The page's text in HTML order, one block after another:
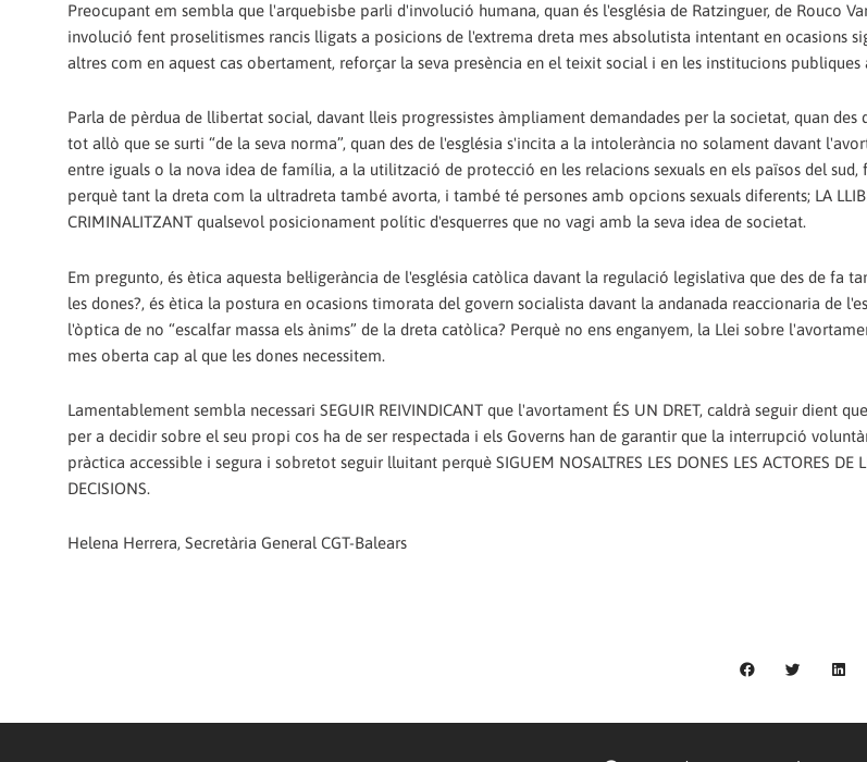
Preocupant em sembla que l'arquebisbe parli d'involució humana, quan és l'església de Ratzinguer, de Rouco
involució fent proselitismes rancis lligats a posicions de l'extrema dreta mes absolutista intentant en ocasions
altres com en aquest cas obertament, reforçar la seva presència en el teixit social i en les institucions publiques
Parla de pèrdua de llibertat social, davant lleis progressistes àmpliament demandades per la societat, quan des
tot allò que se surti “de la seva norma”, quan des de l'església s'incita a la intolerància no solament davant
entre iguals o la nova idea de família, a la utilització de protecció en les relacions sexuals en els països del sud,
perquè tant la dreta com la ultradreta també avorta, i també té persones amb opcions sexuals diferents; LA
CRIMINALITZANT qualsevol posicionament polític d'esquerres que no vagi amb la seva idea de societat.
Em pregunto, és ètica aquesta bel·ligerància de l'església catòlica davant la regulació legislativa que des de fa
les dones?, és ètica la postura en ocasions timorata del govern socialista davant la andanada reaccionaria de
l'òptica de no “escalfar massa els ànims” de la dreta catòlica? Perquè no ens enganyem, la Llei sobre
mes oberta cap al que les dones necessitem.
Lamentablement sembla necessari SEGUIR REIVINDICANT que l'avortament ÉS UN DRET, caldrà seguir dient
per a decidir sobre el seu propi cos ha de ser respectada i els Governs han de garantir que la interrupció
pràctica accessible i segura i sobretot seguir lluitant perquè SIGUEM NOSALTRES LES DONES LES ACTORES DE
DECISIONS.
Helena Herrera, Secretària General CGT-Balears